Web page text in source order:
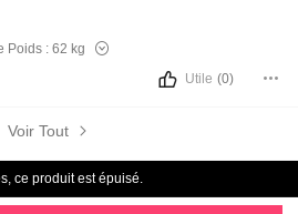
Poids :62 kg
Utile (0)
Voir Tout
ce produit est épuisé.